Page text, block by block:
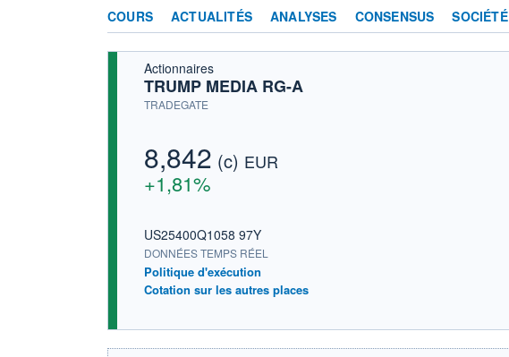
COURS ACTUALITÉS ANALYSES CONSENSUS SOCIÉTÉ
Actionnaires
TRUMP MEDIA RG-A
TRADEGATE
8,842 (c) EUR
+1,81%
US25400Q1058 97Y
DONNÉES TEMPS RÉEL
Politique d'exécution
Cotation sur les autres places